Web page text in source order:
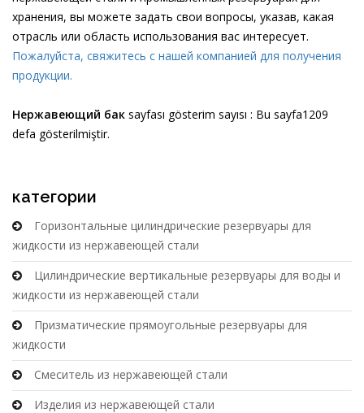
хранения, вы можете задать свои вопросы, указав, какая
отрасль или область использования вас интересует.
Пожалуйста, свяжитесь с нашей компанией для получения
продукции.
Нержавеющий бак sayfası gösterim sayısı : Bu sayfa1209
defa gösterilmiştir.
категории
Горизонтальные цилиндрические резервуары для
жидкости из нержавеющей стали
Цилиндрические вертикальные резервуары для воды и
жидкости из нержавеющей стали
Призматические прямоугольные резервуары для
жидкости
Смеситель из нержавеющей стали
Изделия из нержавеющей стали